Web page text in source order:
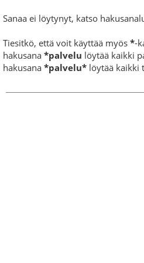
Sanaa ei löytynyt, katso
Tiesitkö, että voit käyttää myös *-
hakusana *palvelu löytää kaikki
hakusana *palvelu* löytää kaikki